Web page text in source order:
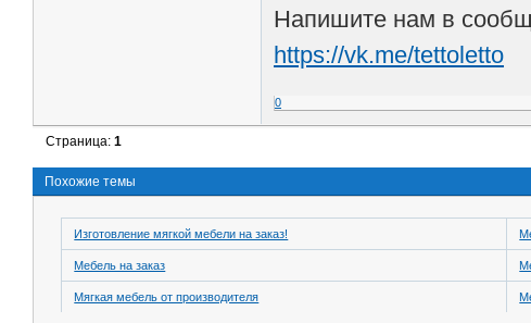
Напишите нам в
https://vk.me/tettoletto
0
Страница:1
Похожие темы
Изготовление мягкой мебели на заказ!
Мебель на заказ
Мягкая мебель от производителя